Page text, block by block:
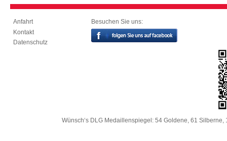
Anfahrt
Kontakt
Datenschutz
Besuchen Sie uns:
Wünsch‘s DLG Medaillenspiegel: 54 Goldene, 61